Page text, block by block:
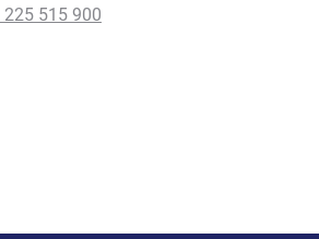
225 515 900